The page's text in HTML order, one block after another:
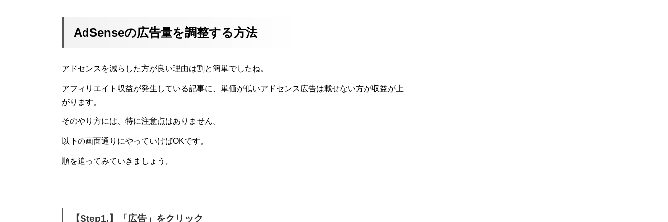
AdSenseの広告量を調整する方法
アドセンスを減らした方が良い理由は割と簡単でしたね。
アフィリエイト収益が発生している記事に、単価が低いアドセンス広告は載せない方が収益が上
がります。
そのやり方には、特に注意点はありません。
以下の画面通りにやっていけばOKです。
順を追ってみていきましょう。
【Step1.】「広告」をクリック